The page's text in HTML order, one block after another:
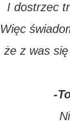
I dostrzec
Więc
że z was
-